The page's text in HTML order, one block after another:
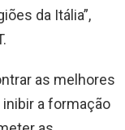
da Itália”,
as melhores
a formação